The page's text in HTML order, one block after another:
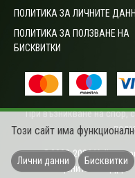
ПОЛИТИКА ЗА ЛИЧНИТЕ
ПОЛИТИКА ЗА ПОЛЗВАНЕ НА
БИСКВИТКИ
При възникване на спор,
©2003-2026 Vali
Цените са с ДДС
Този сайт има
Лични данни Бисквитки